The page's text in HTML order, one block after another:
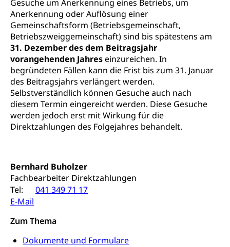
Gesuche um Anerkennung eines Betriebs, um
Anerkennung oder Auflösung einer
Gemeinschaftsform (Betriebsgemeinschaft,
Betriebszweiggemeinschaft) sind bis spätestens am
31. Dezember des dem Beitragsjahr
vorangehenden Jahreseinzureichen. In
begründeten Fällen kann die Frist bis zum 31. Januar
des Beitragsjahrs verlängert werden.
Selbstverständlich können Gesuche auch nach
diesem Termin eingereicht werden. Diese Gesuche
werden jedoch erst mit Wirkung für die
Direktzahlungen des Folgejahres behandelt.
Bernhard Buholzer
Fachbearbeiter Direktzahlungen
Tel:
041 349 71 17
E-Mail
Zum Thema
Dokumente und Formulare
Schuldienste
Betreuungsangebote
Schulliste
Heilpädagogische Schulen
Freiwilliger Schulsport
swissuniversities
Universität Luzern
Fachstelle Hochschulbildung
Vorschule
Kindergarten, Kinderkrippe, Krippe, Kinderhort,
Kindertagesstätte, Spielgruppe, Tagesmutter,
Freiwilliges Kindergarten Jahr
Kinderbetreuung
Freiwilliges Kindergarten Jahr
Frühe Sprachförderung
Kindergarten & Basisstufe
Gesundheit und Soziales
Konsumentenschutz
regionale Erschöpfung, nationale Erschöpfung,
internationale Erschöpfung, Preisabsprache, Kartell,
Cassis-deDijon-Prinzip
Krankenversicherung
Unfallversicherung, Berufsunfallversicherung,
Krankheit, Unfall, Prämienverbilligung,
Krankenkasse